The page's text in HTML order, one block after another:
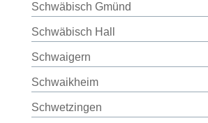
Schwäbisch Gmünd
Schwäbisch Hall
Schwaigern
Schwaikheim
Schwetzingen